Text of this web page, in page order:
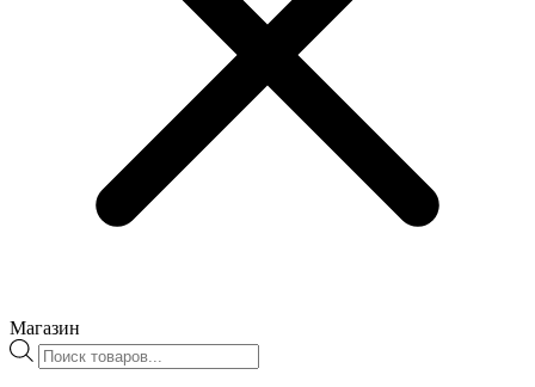
Магазин
Поиск
товаров